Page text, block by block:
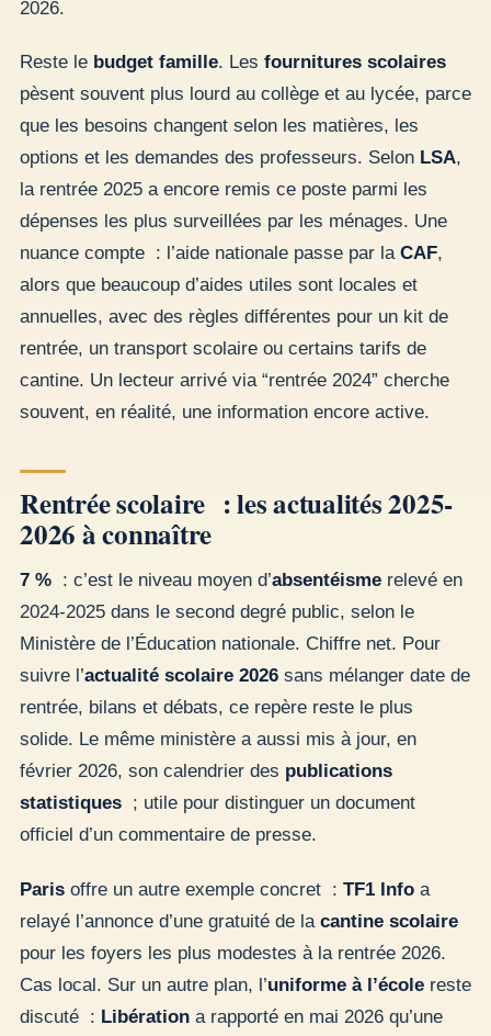
2026.
Reste le budget famille. Les fournitures scolaires
pèsent souvent plus lourd au collège et au lycée, parce
que les besoins changent selon les matières, les
options et les demandes des professeurs. Selon LSA,
la rentrée 2025 a encore remis ce poste parmi les
dépenses les plus surveillées par les ménages. Une
nuance compte : l’aide nationale passe par la CAF,
alors que beaucoup d’aides utiles sont locales et
annuelles, avec des règles différentes pour un kit de
rentrée, un transport scolaire ou certains tarifs de
cantine. Un lecteur arrivé via “rentrée 2024” cherche
souvent, en réalité, une information encore active.
Rentrée scolaire : les actualités 2025-
2026 à connaître
7 % : c’est le niveau moyen d’absentéisme relevé en
2024-2025 dans le second degré public, selon le
Ministère de l’Éducation nationale. Chiffre net. Pour
suivre l’actualité scolaire 2026 sans mélanger date de
rentrée, bilans et débats, ce repère reste le plus
solide. Le même ministère a aussi mis à jour, en
février 2026, son calendrier des publications
statistiques ; utile pour distinguer un document
officiel d’un commentaire de presse.
Paris offre un autre exemple concret : TF1 Info a
relayé l’annonce d’une gratuité de la cantine scolaire
pour les foyers les plus modestes à la rentrée 2026.
Cas local. Sur un autre plan, l’uniforme à l’école reste
discuté : Libération a rapporté en mai 2026 qu’une